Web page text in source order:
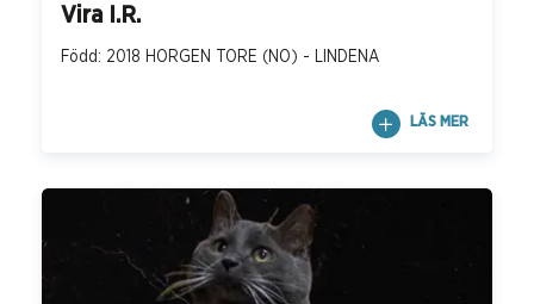
Vira I.R.
Född: 2018 HORGEN TORE (NO) - LINDENA
LÄS MER